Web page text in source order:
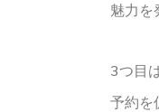
魅力を
3つ目
予約を